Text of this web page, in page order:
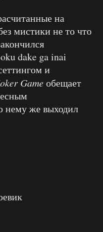
на
мистики не то что
dake ga inai
и
Gameобещает
нему же выходил